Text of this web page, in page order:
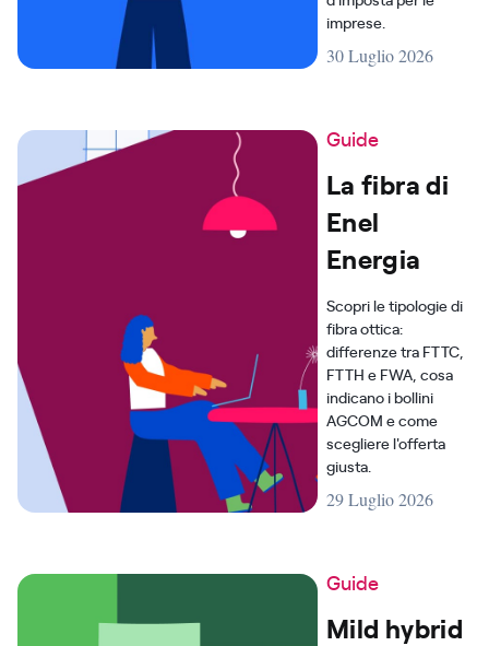
imprese.
30 Luglio 2026
Guide
La fibra di
Enel
Energia
Scopri le tipologie di
fibra ottica:
differenze tra FTTC,
FTTH e FWA, cosa
indicano i bollini
AGCOM e come
scegliere l'offerta
giusta.
29 Luglio 2026
Guide
Mild hybrid